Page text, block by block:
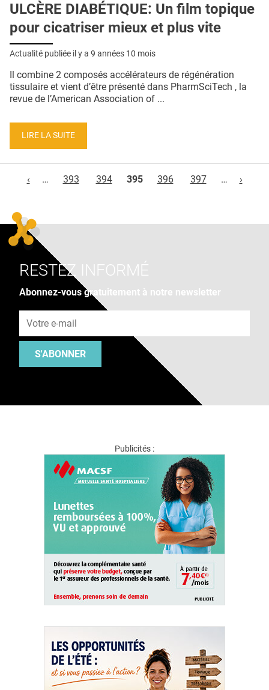
ULCÈRE DIABÉTIQUE: Un film topique
pour cicatriser mieux et plus vite
Actualité publiée il y a 9 années 10 mois
Il combine 2 composés accélérateurs de régénération
tissulaire et vient d’être présenté dans PharmSciTech , la
revue de l’American Association of ...
LIRE LA SUITE
‹
… 393 394 395 396 397 … ›
RESTEZ INFORMÉ
Abonnez-vous gratuitement à notre newsletter
S'ABONNER
Publicités :